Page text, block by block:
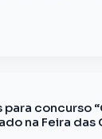
concurso
na Feira das